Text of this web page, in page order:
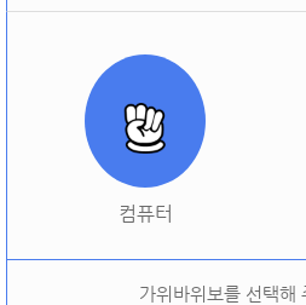
컴퓨터
가위바위보를 선택해
오늘 승률: